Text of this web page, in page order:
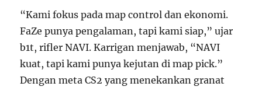
“Kami fokus pada map control dan ekonomi.
FaZe punya pengalaman, tapi kami siap,” ujar
b1t, rifler NAVI. Karrigan menjawab, “NAVI
kuat, tapi kami punya kejutan di map pick.”
Dengan meta CS2 yang menekankan granat